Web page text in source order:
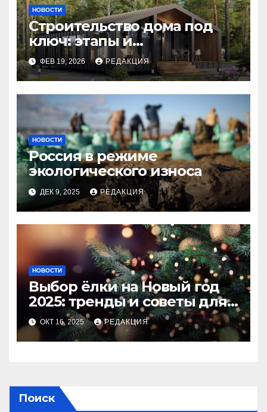
НОВОСТИ
Строительство дома под
ключ: этапы и
планирование бюджета
ФЕВ 19, 2026 РЕДАКЦИЯ
НОВОСТИ
Россия в режиме
экологического износа
ДЕК 9, 2025 РЕДАКЦИЯ
НОВОСТИ
Выбор ёлки на Новый год
2025: тренды и советы для
идеального праздника
ОКТ 16, 2025 РЕДАКЦИЯ
Поиск